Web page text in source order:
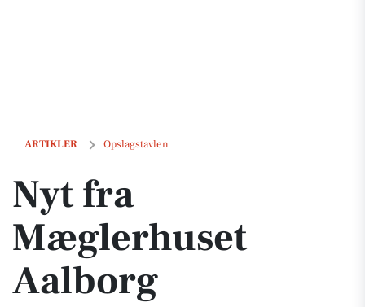
ARTIKLER Opslagstavlen
Nyt fra Mæglerhuset Aalborg
Nyt fra
Mæglerhuset
Aalborg